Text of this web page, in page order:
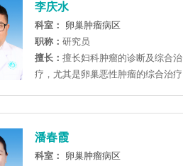
李庆水
科室：
卵巢肿瘤病区
职称： 研究员
擅长： 擅长妇科肿瘤的诊断及综合治
疗，尤其是卵巢恶性肿瘤的综合治疗
潘春霞
科室：
卵巢肿瘤病区